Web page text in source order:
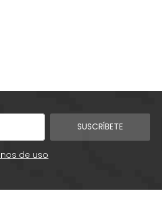
SUSCRÍBETE
de uso